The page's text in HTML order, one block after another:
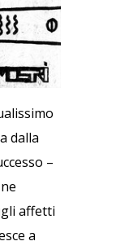
dalla
–
affetti
a